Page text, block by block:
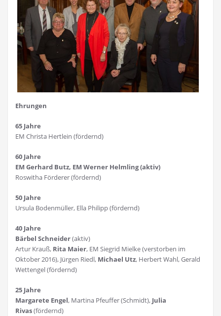
Ehrungen
65 Jahre
EM Christa Hertlein (fördernd)
60 Jahre
EM Gerhard Butz, EM Werner Helmling (aktiv)
Roswitha Förderer (fördernd)
50 Jahre
Ursula Bodenmüller, Ella Philipp (fördernd)
40 Jahre
Bärbel Schneider(aktiv)
Artur Krauß, Rita Maier, EM Siegrid Mielke (verstorben im
Oktober 2016), Jürgen Riedl, Michael Utz, Herbert Wahl, Gerald
Wettengel (fördernd)
25 Jahre
Margarete Engel, Martina Pfeuffer (Schmidt), Julia
Rivas(fördernd)